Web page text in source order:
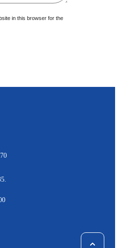
in this browser for the